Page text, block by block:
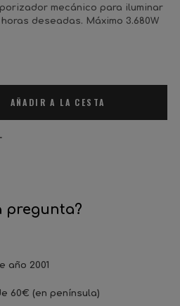
mecánico para iluminar
deseadas. Máximo 3.680W
AÑADIR A LA CESTA
pregunta?
año 2001
60€ (en península)